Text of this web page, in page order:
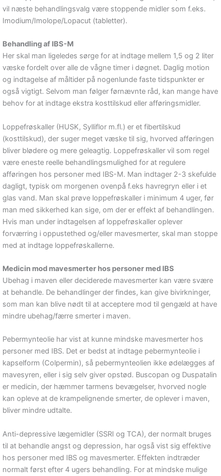
vil næste behandlingsvalg være stoppende midler som f.eks.
Imodium/Imolope/Lopacut (tabletter).
Behandling af IBS-M
Her skal man ligeledes sørge for at indtage mellem 1,5 og 2 liter
væske fordelt over alle de vågne timer i døgnet. Daglig motion
og indtagelse af måltider på nogenlunde faste tidspunkter er
også vigtigt. Selvom man følger førnævnte råd, kan mange have
behov for at indtage ekstra kosttilskud eller afføringsmidler.
Loppefrøskaller (HUSK, Sylliflor m.fl.) er et fibertilskud
(kosttilskud), der suger meget væske til sig, hvorved afføringen
bliver blødere og mere geleagtig. Loppefrøskaller vil som regel
være eneste reelle behandlingsmulighed for at regulere
afføringen hos personer med IBS-M. Man indtager 2-3 skefulde
dagligt, typisk om morgenen ovenpå f.eks havregryn eller i et
glas vand. Man skal prøve loppefrøskaller i minimum 4 uger, før
man med sikkerhed kan sige, om der er effekt af behandlingen.
Hvis man under indtagelsen af loppefrøskaller oplever
forværring i oppustethed og/eller mavesmerter, skal man stoppe
med at indtage loppefrøskallerne.
Medicin mod mavesmerter hos personer med IBS
Ubehag i maven eller deciderede mavesmerter kan være svære
at behandle. De behandlinger der findes, kan give bivirkninger,
som man kan blive nødt til at acceptere mod til gengæld at have
mindre ubehag/færre smerter i maven.
Pebermynteolie har vist at kunne mindske mavesmerter hos
personer med IBS. Det er bedst at indtage pebermynteolie i
kapselform (Colpermin), så pebermynteolien ikke ødelægges af
mavesyren, eller i sig selv giver opstød. Buscopan og Duspatalin
er medicin, der hæmmer tarmens bevægelser, hvorved nogle
kan opleve at de krampelignende smerter, de oplever i maven,
bliver mindre udtalte.
Anti-depressive lægemidler (SSRI og TCA), der normalt bruges
til at behandle angst og depression, har også vist sig effektive
hos personer med IBS og mavesmerter. Effekten indtræder
normalt først efter 4 ugers behandling. For at mindske mulige